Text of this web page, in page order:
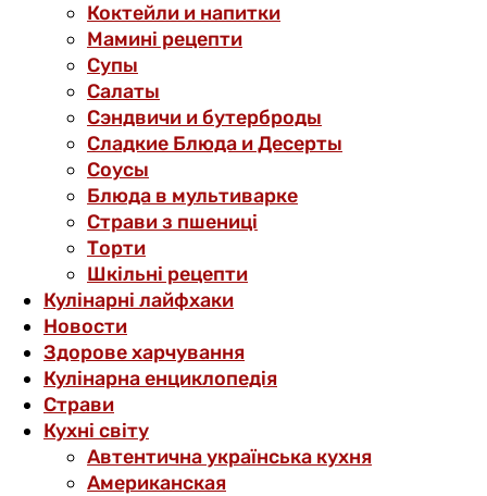
Коктейли и напитки
Мамині рецепти
Супы
Салаты
Сэндвичи и бутерброды
Сладкие Блюда и Десерты
Соусы
Блюда в мультиварке
Страви з пшениці
Торти
Шкільні рецепти
Кулінарні лайфхаки
Новости
Здорове харчування
Кулінарна енциклопедія
Страви
Кухні світу
Автентична українська кухня
Американская